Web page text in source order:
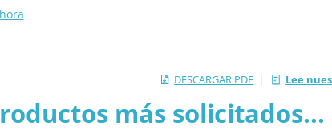
DESCARGAR PDF | Lee
más solicitados...